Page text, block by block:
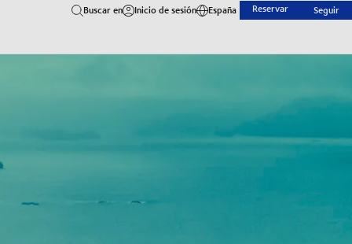
Buscar en Inicio de sesión España Reservar Seguir